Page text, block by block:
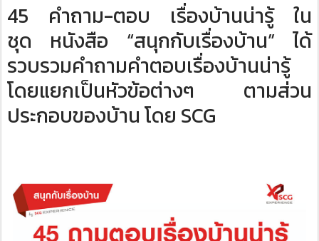
45 คำถาม-ตอบ เรื่องบ้านน่ารู้ ใน
ชุด หนังสือ “สนุกกับเรื่องบ้าน” ได้
รวบรวมคำถามคำตอบเรื่องบ้านน่ารู้
โดยแยกเป็นหัวข้อต่างๆ ตามส่วน
ประกอบของบ้าน โดย SCG